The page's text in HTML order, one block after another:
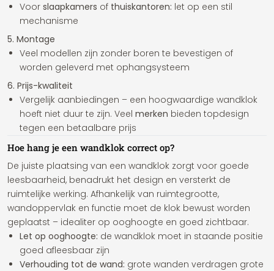
Voor slaapkamers of thuiskantoren: let op een stil
mechanisme
5. Montage
Veel modellen zijn zonder boren te bevestigen of
worden geleverd met ophangsysteem
6. Prijs-kwaliteit
Vergelijk aanbiedingen – een hoogwaardige wandklok
hoeft niet duur te zijn. Veel merken bieden topdesign
tegen een betaalbare prijs
Hoe hang je een wandklok correct op?
De juiste plaatsing van een wandklok zorgt voor goede
leesbaarheid, benadrukt het design en versterkt de
ruimtelijke werking. Afhankelijk van ruimtegrootte,
wandoppervlak en functie moet de klok bewust worden
geplaatst – idealiter op ooghoogte en goed zichtbaar.
Let op ooghoogte: de wandklok moet in staande positie
goed afleesbaar zijn
Verhouding tot de wand: grote wanden verdragen grote